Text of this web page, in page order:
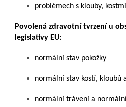
problémech s klouby,
Povolená zdravotní tvrzení u
legislativy EU:
normální stav pokožky
normální stav kostí, kloubů
normální trávení a